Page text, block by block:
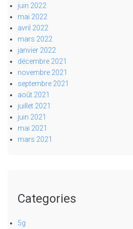
juin 2022
mai 2022
avril 2022
mars 2022
janvier 2022
décembre 2021
novembre 2021
septembre 2021
août 2021
juillet 2021
juin 2021
mai 2021
mars 2021
Categories
5g